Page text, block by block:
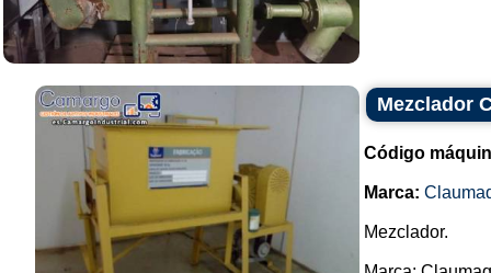
Mezclador
Código
Marca:
Mezclador.